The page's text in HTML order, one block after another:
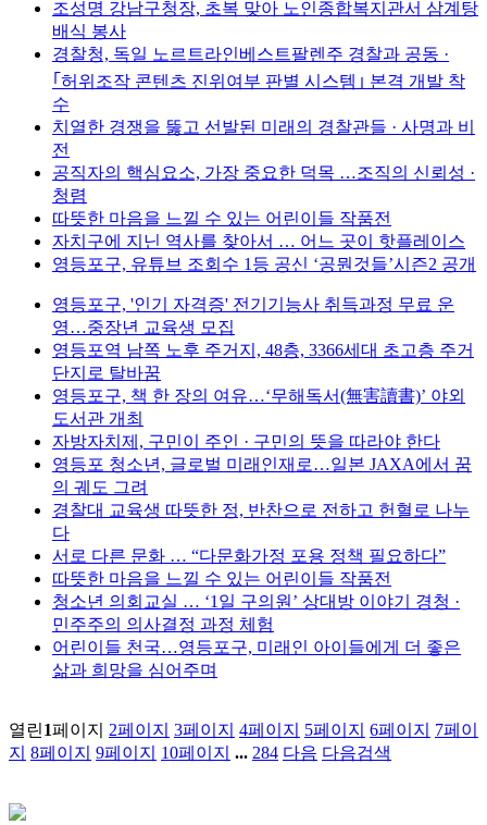
조성명 강남구청장, 초복 맞아 노인종합복지관서 삼계탕
배식 봉사
경찰청, 독일 노르트라인베스트팔렌주 경찰과 공동 ·
｢허위조작 콘텐츠 진위여부 판별 시스템｣ 본격 개발 착
수
치열한 경쟁을 뚫고 선발된 미래의 경찰관들 · 사명과 비
전
공직자의 핵심요소, 가장 중요한 덕목 …조직의 신뢰성 ·
청렴
따뜻한 마음을 느낄 수 있는 어린이들 작품전
자치구에 지닌 역사를 찾아서 … 어느 곳이 핫플레이스
영등포구, 유튜브 조회수 1등 공신 ‘공뭔것들’시즌2 공개
영등포구, '인기 자격증' 전기기능사 취득과정 무료 운
영…중장년 교육생 모집
영등포역 남쪽 노후 주거지, 48층, 3366세대 초고층 주거
단지로 탈바꿈
영등포구, 책 한 장의 여유…‘무해독서(無害讀書)’ 야외
도서관 개최
자방자치제, 구민이 주인 · 구민의 뜻을 따라야 한다
영등포 청소년, 글로벌 미래인재로…일본 JAXA에서 꿈
의 궤도 그려
경찰대 교육생 따뜻한 정, 반찬으로 전하고 헌혈로 나누
다
서로 다른 문화 … “다문화가정 포용 정책 필요하다”
따뜻한 마음을 느낄 수 있는 어린이들 작품전
청소년 의회교실 … ‘1일 구의원’ 상대방 이야기 경청 ·
민주주의 의사결정 과정 체험
어린이들 천국…영등포구, 미래인 아이들에게 더 좋은
삶과 희망을 심어주며
열린1페이지 2페이지 3페이지 4페이지 5페이지 6페이지 7페이
지 8페이지 9페이지 10페이지 ... 284 다음 다음검색